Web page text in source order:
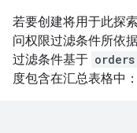
若要创建将用于此探
问权限过滤条件所依
过滤条件基于
度包含在汇总表格中：